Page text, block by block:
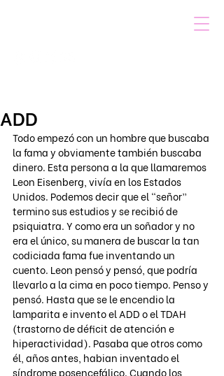
ADD
Todo empezó con un hombre que buscaba
la fama y obviamente también buscaba
dinero. Esta persona a la que llamaremos
Leon Eisenberg, vivía en los Estados
Unidos. Podemos decir que el “señor”
termino sus estudios y se recibió de
psiquiatra. Y como era un soñador y no
era el único, su manera de buscar la tan
codiciada fama fue inventando un
cuento. Leon pensó y pensó, que podría
llevarlo a la cima en poco tiempo. Penso y
pensó. Hasta que se le encendio la
lamparita e invento el ADD o el TDAH
(trastorno de déficit de atención e
hiperactividad). Pasaba que otros como
él, años antes, habian inventado el
síndrome posencefálico. Cuando los